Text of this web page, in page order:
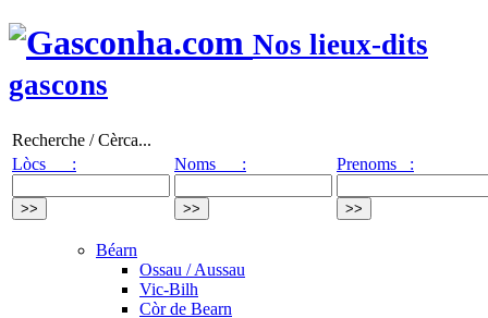
Nos lieux-dits
gascons
Recherche / Cèrca...
Lòcs :
Noms : Prenoms :
Béarn
Ossau / Aussau
Vic-Bilh
Còr de Bearn